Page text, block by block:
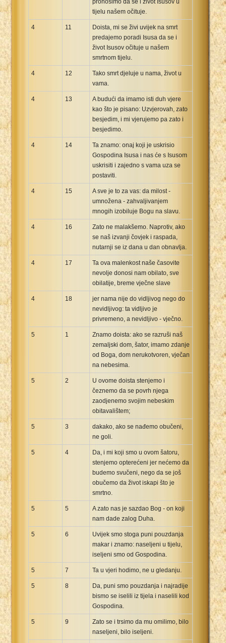
tijelu našem očituje.
4 11
Doista, mi se živi uvijek na smrt
predajemo poradi Isusa da se i
život Isusov očituje u našem
smrtnom tijelu.
4 12
Tako smrt djeluje u nama, život u
vama.
4 13
A budući da imamo isti duh vjere
kao što je pisano: Uzvjerovah, zato
besjedim, i mi vjerujemo pa zato i
besjedimo.
4 14
Ta znamo: onaj koji je uskrisio
Gospodina Isusa i nas će s Isusom
uskrisiti i zajedno s vama uza se
postaviti.
4 15
A sve je to za vas: da milost -
umnožena - zahvaljivanjem
mnogih izobiluje Bogu na slavu.
4 16
Zato ne malakšemo. Naprotiv, ako
se naš izvanji čovjek i raspada,
nutarnji se iz dana u dan obnavlja.
4 17
Ta ova malenkost naše časovite
nevolje donosi nam obilato, sve
obilatije, breme vječne slave
4 18
jer nama nije do vidljivog nego do
nevidljivog: ta vidljivo je
privremeno, a nevidljivo - vječno.
5 1
Znamo doista: ako se razruši naš
zemaljski dom, šator, imamo zdanje
od Boga, dom nerukotvoren, vječan
na nebesima.
5 2
U ovome doista stenjemo i
čeznemo da se povrh njega
zaodjenemo svojim nebeskim
obitavalištem;
5 3
dakako, ako se nađemo obučeni,
ne goli.
5 4
Da, i mi koji smo u ovom šatoru,
stenjemo opterećeni jer nećemo da
budemo svučeni, nego da se još
obučemo da život iskapi što je
smrtno.
5 5
A zato nas je sazdao Bog - on koji
nam dade zalog Duha.
5 6
Uvijek smo stoga puni pouzdanja
makar i znamo: naseljeni u tijelu,
iseljeni smo od Gospodina.
5 7 Ta u vjeri hodimo, ne u gledanju.
5 8
Da, puni smo pouzdanja i najradije
bismo se iselili iz tijela i naselili kod
Gospodina.
5 9
Zato se i trsimo da mu omilimo, bilo
naseljeni, bilo iseljeni.